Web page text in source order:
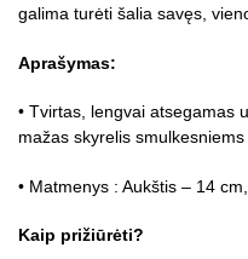
galima turėti šalia savęs,
Aprašymas:
• Tvirtas, lengvai atsegamas
mažas skyrelis
• Matmenys : Aukštis – 14
Kaip prižiūrėti?